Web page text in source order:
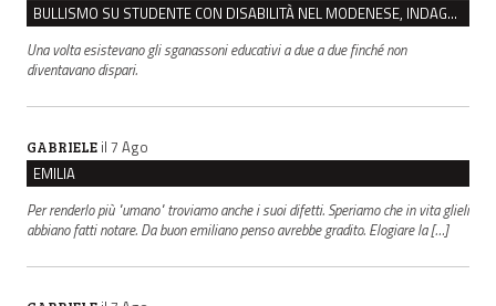
BULLISMO SU STUDENTE CON DISABILITÀ NEL MODENESE, INDAGATI DUE RAGAZZI DI 16 ANNI
Una volta esistevano gli sganassoni educativi a due a due finché non
diventavano dispari.
GABRIELE il 7 Ago
EMILIA
Per renderlo più "umano" troviamo anche i suoi difetti. Speriamo che in vita glieli
abbiano fatti notare. Da buon emiliano penso avrebbe gradito. Elogiare la […]